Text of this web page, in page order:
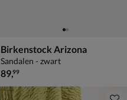
Birkenstock Arizona
Sandalen - zwart
€ 89,99
89,99